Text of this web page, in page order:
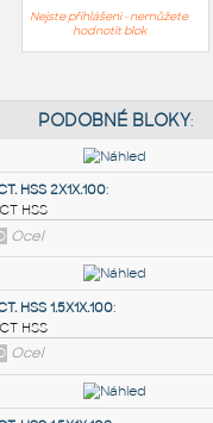
Nejste přihlášeni - nemůžete
hodnotit blok
PODOBNÉ
RECT. HSS 2X1X.100: